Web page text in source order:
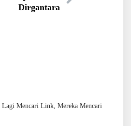
Dirgantara
Lagi Mencari Link, Mereka Mencari